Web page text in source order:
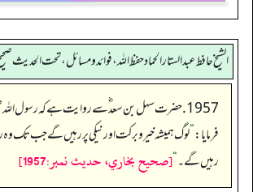
الشيخ حافط عبدالستار الحماد حفظ الله، فوائد و مسائل، تحت الحديث
1957. حضرت سہل بن سعد ؓ سے روایت ہے کہ رسول اللہ
فرمایا:”لوگ ہمیشہ خیر وبرکت اور نیکی پر رہیں گے جب تک
رہیں گے۔“[صحيح بخاري، حديث نمبر:1957]